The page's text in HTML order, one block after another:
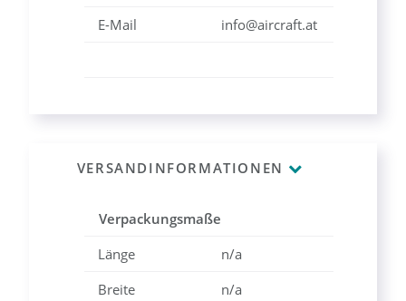
E-Mail
info@aircraft.at
VERSANDINFORMATIONEN
Verpackungsmaße
Länge
n/a
Breite
n/a